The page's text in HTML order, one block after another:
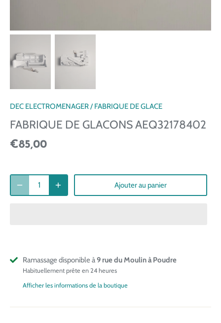
DEC ELECTROMENAGER/FABRIQUE DE GLACE
FABRIQUE DE GLACONS AEQ32178402
€85,00
Ajouter au panier
Ramassage disponible à9 rue du Moulin à Poudre
Habituellement prête en 24 heures
Afficher les informations de la boutique